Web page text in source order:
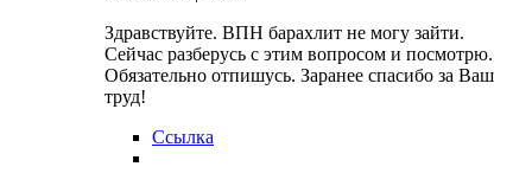
Здравствуйте. ВПН барахлит не могу зайти.
Сейчас разберусь с этим вопросом и посмотрю.
Обязательно отпишусь. Заранее спасибо за Ваш
труд!
Ссылка